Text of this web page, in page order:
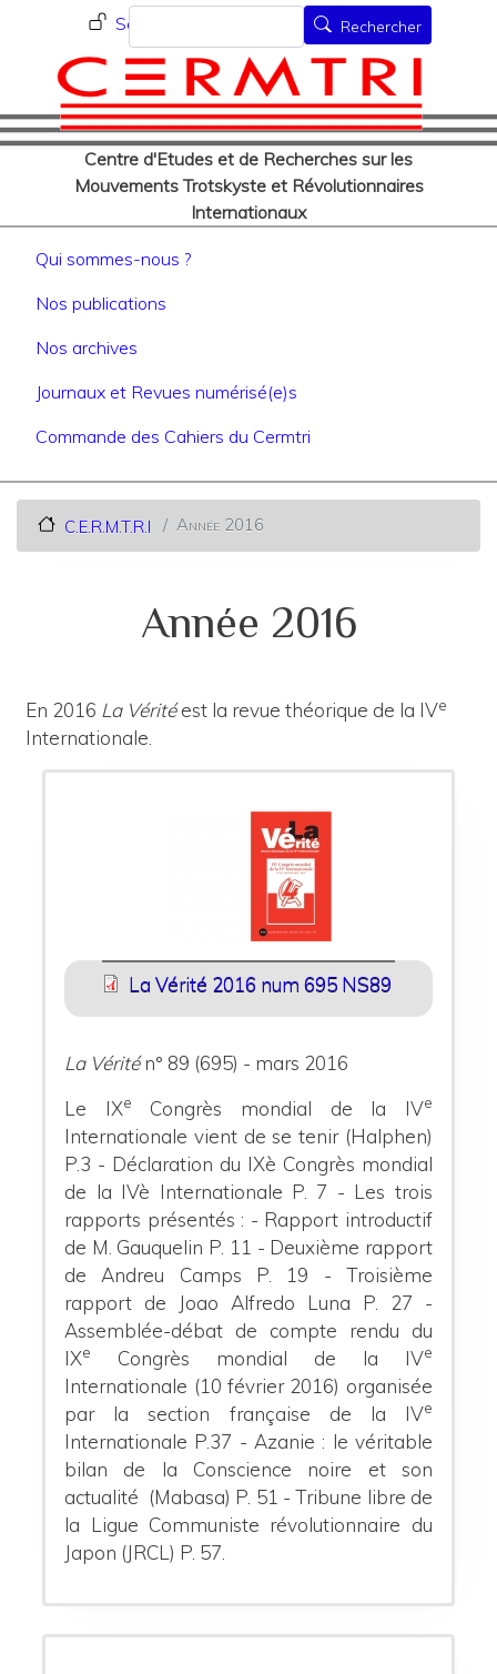
au
contenu
principal
Menu du compte de
Se connecter
Centre d'Etudes et de Recherches sur les
Mouvements Trotskyste et Révolutionnaires
Internationaux
Rechercher Rechercher
Navigation principale
Qui sommes-nous ?
Nos publications
Nos archives
Journaux et Revues numérisé(e)s
Commande des Cahiers du Cermtri
C.E.R.M.T.R.I Année 2016
Année 2016
En 2016 La Véritéest la revue théorique de la IVe
Internationale.
La Vérité 2016 num 695 NS89
La Véritén° 89 (695) - mars 2016
Le IXe Congrès mondial de la IVe
Internationale vient de se tenir (Halphen)
P.3 - Déclaration du IXè Congrès mondial
de la IVè Internationale P. 7 - Les trois
rapports présentés : - Rapport introductif
de M. Gauquelin P. 11 - Deuxième rapport
de Andreu Camps P. 19 - Troisième
rapport de Joao Alfredo Luna P. 27 -
Assemblée-débat de compte rendu du
IXe Congrès mondial de la IVe
Internationale (10 février 2016) organisée
par la section française de la IVe
Internationale P.37 - Azanie : le véritable
bilan de la Conscience noire et son
actualité (Mabasa) P. 51 - Tribune libre de
la Ligue Communiste révolutionnaire du
Japon (JRCL) P. 57.